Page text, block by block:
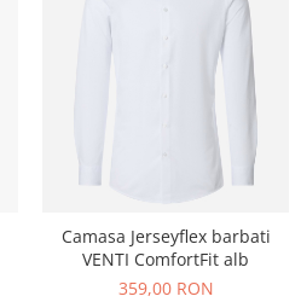
Camasa Jerseyflex barbati
VENTI ComfortFit alb
359,00 RON